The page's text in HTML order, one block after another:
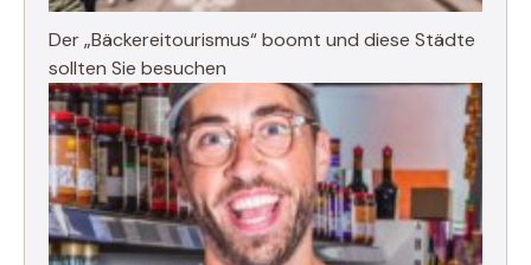
Der „Bäckereitourismus“ boomt und diese Städte
sollten Sie besuchen